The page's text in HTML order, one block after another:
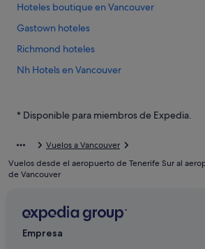
Hoteles boutique en Vancouver
Gastown hoteles
Richmond hoteles
Nh Hotels en Vancouver
Marpole hoteles
Davie Village hoteles
Vancouver hoteles
Apartamentos en Vancouver
Kitsilano hoteles
* Disponible para miembros de Expedia.
Vuelos a Vancouver
Vuelos desde el aeropuerto de Tenerife Sur al
de Vancouver
Empresa